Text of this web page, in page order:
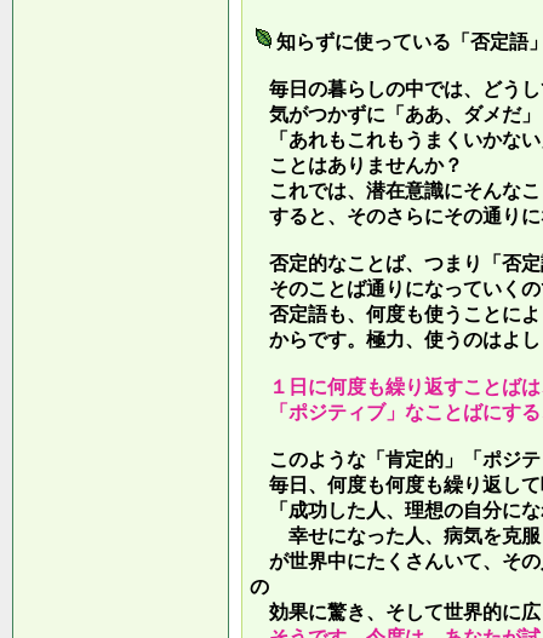
知らずに使っている「否定語
毎日の暮らしの中では、どう
気がつかずに「ああ、ダメだ
「あれもこれもうまくいかな
ことはありませんか？
これでは、潜在意識にそんな
すると、そのさらにその通り
否定的なことば、つまり「否
そのことば通りになっていく
否定語も、何度も使うことに
からです。極力、使うのはよ
１日に何度も繰り返すことば
「ポジティブ」なことばにす
このような「肯定的」「ポジ
毎日、何度も何度も繰り返し
「成功した人、理想の自分に
幸せになった人、病気を克服
が世界中にたくさんいて、そ
の
効果に驚き、そして世界的に